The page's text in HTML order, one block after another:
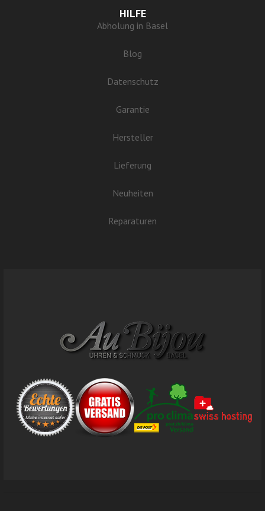
HILFE
Abholung in Basel
Blog
Datenschutz
Garantie
Hersteller
Lieferung
Neuheiten
Reparaturen